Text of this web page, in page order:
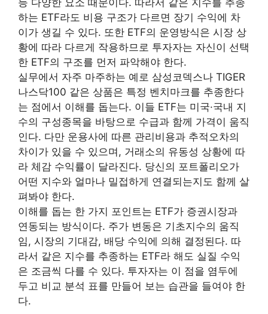
하는 ETF라도 비용 구조가 다르면 장기 수익에 차
이가 생길 수 있다. 또한 ETF의 운영방식은 시장 상
황에 따라 다르게 작용하므로 투자자는 자신이 선택
한 ETF의 구조를 먼저 파악해야 한다.
실무에서 자주 마주하는 예로 삼성코덱스나 TIGER
나스닥100 같은 상품은 특정 벤치마크를 추종한다
는 점에서 이해를 돕는다. 이들 ETF는 미국·국내 지
수의 구성종목을 바탕으로 수급과 함께 가격이 움직
인다. 다만 운용사에 따른 관리비용과 추적오차의
차이가 있을 수 있으며, 거래소의 유동성 상황에 따
라 체감 수익률이 달라진다. 당신의 포트폴리오가
어떤 지수와 얼마나 밀접하게 연결되는지도 함께 살
펴봐야 한다.
이해를 돕는 한 가지 포인트는 ETF가 증권시장과
연동되는 방식이다. 주가 변동은 기초지수의 움직
임, 시장의 기대감, 배당 수익에 의해 결정된다. 따
라서 같은 지수를 추종하는 ETF라 해도 실질 수익
은 조금씩 다를 수 있다. 투자자는 이 점을 염두에
두고 비교 분석 표를 만들어 보는 습관을 들여야 한
다.